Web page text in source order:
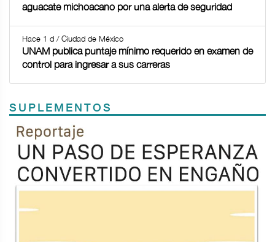
aguacate michoacano por una alerta de seguridad
Hace 1 d / Ciudad de México
UNAM publica puntaje mínimo requerido en examen de
control para ingresar a sus carreras
SUPLEMENTOS
Previous
TODOS LOS SUPLEMENTOS